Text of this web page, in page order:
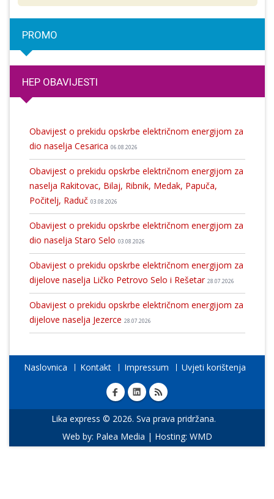
PROMO
HEP OBAVIJESTI
Obavijest o prekidu opskrbe električnom energijom za
dio naselja Cesarica 06.08.2026
Obavijest o prekidu opskrbe električnom energijom za
naselja Rakitovac, Bilaj, Ribnik, Medak, Papuča,
Počitelj, Raduč 03.08.2026
Obavijest o prekidu opskrbe električnom energijom za
dio naselja Staro Selo 03.08.2026
Obavijest o prekidu opskrbe električnom energijom za
dijelove naselja Ličko Petrovo Selo i Rešetar 28.07.2026
Obavijest o prekidu opskrbe električnom energijom za
dijelove naselja Jezerce 28.07.2026
Naslovnica Kontakt Impressum Uvjeti korištenja
Lika express © 2026. Sva prava pridržana.
Web by: Palea Media | Hosting: WMD